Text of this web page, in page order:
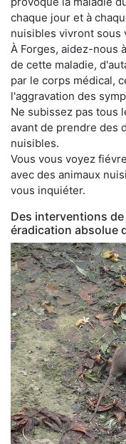
chaque jour et à
nuisibles vivront sous
À Forges, aidez-nous
de cette maladie,
par le corps médical,
l'aggravation des
Ne subissez pas tous
avant de prendre des
nuisibles.
Vous vous voyez
avec des animaux
vous inquiéter.
Des interventions
éradication absolue